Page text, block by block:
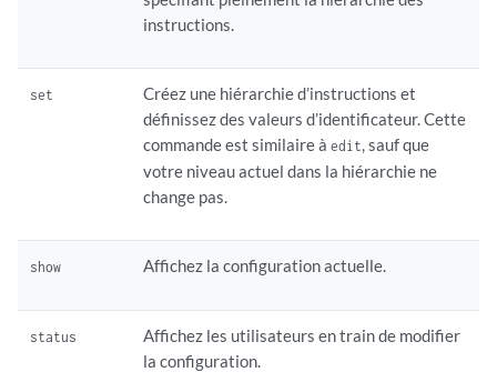
instructions.
set
Créez une hiérarchie d’instructions et
définissez des valeurs d’identificateur. Cette
commande est similaire àedit, sauf que
votre niveau actuel dans la hiérarchie ne
change pas.
show Affichez la configuration actuelle.
status
Affichez les utilisateurs en train de modifier
la configuration.